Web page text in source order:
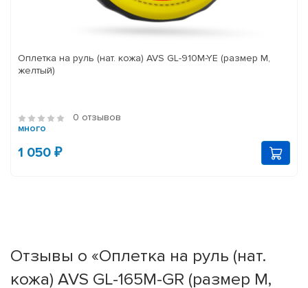
Оплетка на руль (нат. кожа) AVS GL-910M-YE (размер M,
желтый)
0 отзывов
много
1 050 ₽
Отзывы о «Оплетка на руль (нат.
кожа) AVS GL-165M-GR (размер M,